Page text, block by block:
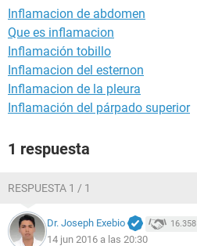
Inflamacion de abdomen
Que es inflamacion
Inflamación tobillo
Inflamacion del esternon
Inflamacion de la pleura
Inflamación del párpado superior
1 respuesta
RESPUESTA 1 / 1
Dr. Joseph Exebio 16.358
14 jun 2016 a las 20:30